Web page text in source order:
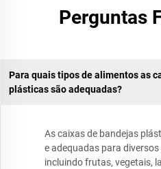
Perguntas
Para quais tipos de alimentos as
plásticas são adequadas?
As caixas de bandejas
e adequadas para
incluindo frutas, vegetais,